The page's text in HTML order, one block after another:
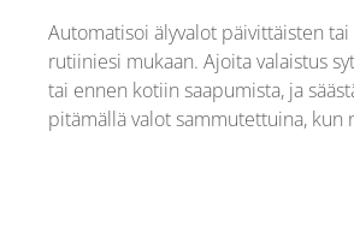
Automatisoi älyvalot päivittäisten
rutiiniesi mukaan. Ajoita valaistus
tai ennen kotiin saapumista, ja
pitämällä valot sammutettuina, kun